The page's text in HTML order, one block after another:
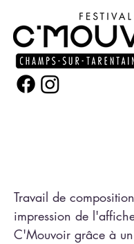
Travail de
impression de
C'Mouvoir grâce à